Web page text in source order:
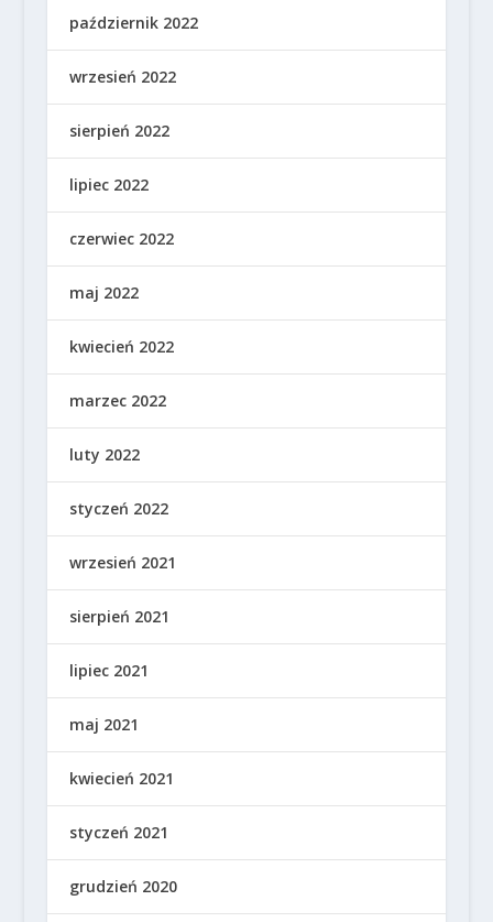
październik 2022
wrzesień 2022
sierpień 2022
lipiec 2022
czerwiec 2022
maj 2022
kwiecień 2022
marzec 2022
luty 2022
styczeń 2022
wrzesień 2021
sierpień 2021
lipiec 2021
maj 2021
kwiecień 2021
styczeń 2021
grudzień 2020